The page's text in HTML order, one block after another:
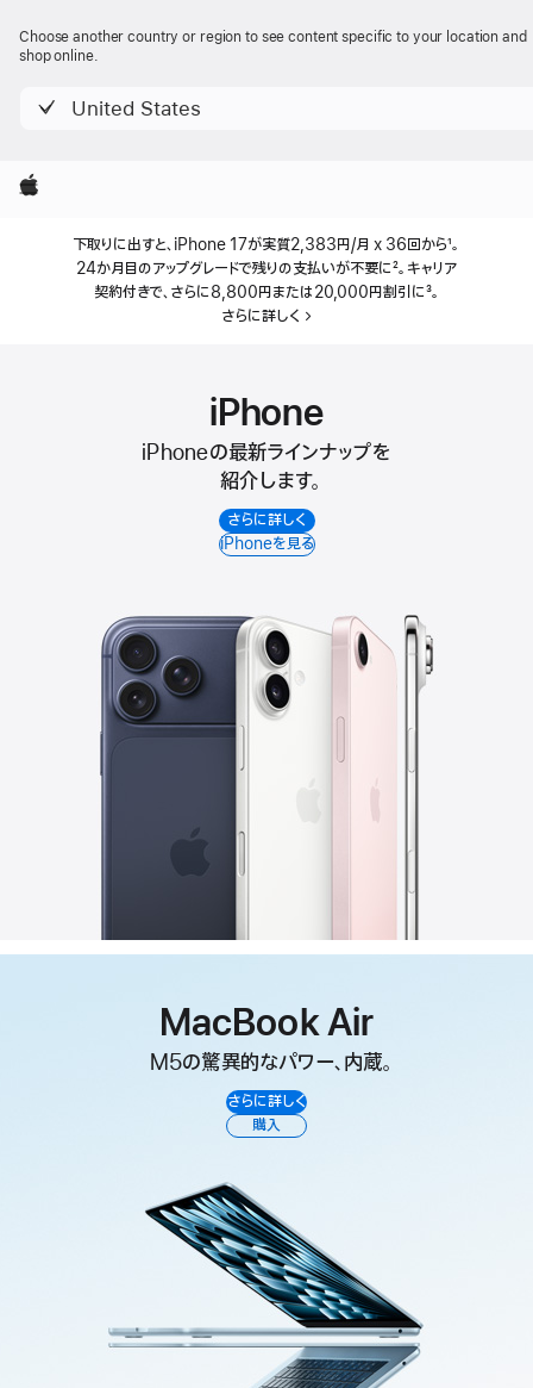
Choose another country or region to see content specific to your location and
shop online.
United States
Apple
Apple
下取りに出すと、iPhone 17が実質2,383円/月 x 36回から1。
24か月目のアップグレードで残りの支払いが不要に2。 キャリア
契約付きで、さらに8,800円または20,000円割引に3。
さらに詳しく
iPhone
iPhoneの最新ラインナップを
紹介します。
さらに詳しく
iPhoneを見る
MacBook Air
M5の驚異的なパワー、内蔵。
さらに詳しく
購入